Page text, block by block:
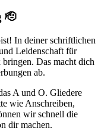
🫡
In deiner schriftlichen
Leidenschaft für
Das macht dich
ab.
A und O. Gliedere
wie Anschreiben,
wir schnell die
dir machen.